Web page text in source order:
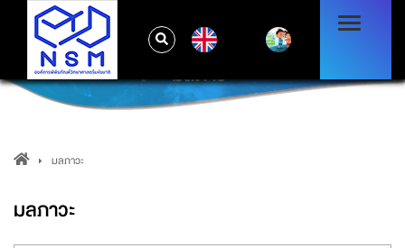
มลภาวะ
มลภาวะ
มลภาวะ